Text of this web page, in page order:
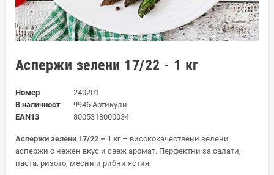
Аспержи зелени 17/22 - 1 кг
Номер
240201
В наличност
9946 Артикули
EAN13
8005318000034
Аспержи зелени 17/22 – 1 кг– висококачествени зелени
аспержи с нежен вкус и свеж аромат. Перфектни за салати,
паста, ризото, месни и рибни ястия.